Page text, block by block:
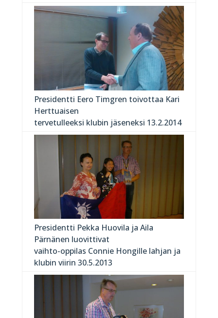
Presidentti Eero Timgren toivottaa Kari
Herttuaisen
tervetulleeksi klubin jäseneksi 13.2.2014
Presidentti Pekka Huovila ja Aila
Pärnänen luovittivat
vaihto-oppilas Connie Hongille lahjan ja
klubin viirin 30.5.2013